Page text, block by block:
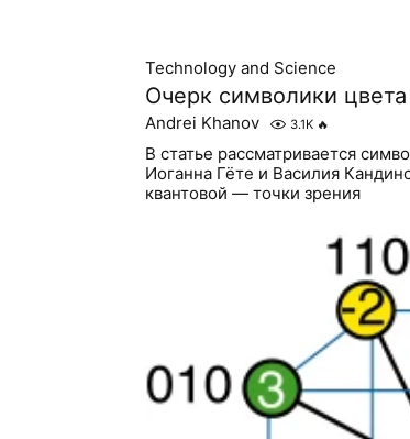
Technology and Science
Очерк символики
Andrei Khanov 3.1K 🔥
В статье рассматривается
Иоганна Гёте и Василия
квантовой — точки зрения